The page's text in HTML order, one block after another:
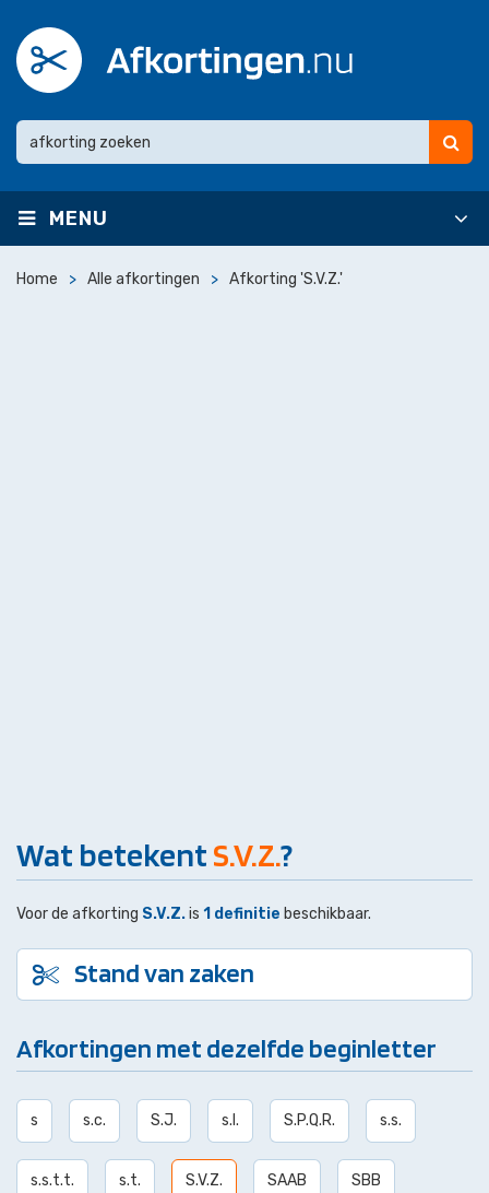
MENU
Home Alle afkortingen Afkorting 'S.V.Z.'
Wat betekentS.V.Z.?
Voor de afkorting S.V.Z.is 1 definitie beschikbaar.
Stand van zaken
Afkortingen met dezelfde beginletter
s s.c. S.J. s.l. S.P.Q.R. s.s.
s.s.t.t. s.t. S.V.Z. SAAB SBB